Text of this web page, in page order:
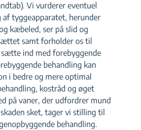
Vi vurderer eventuel
af tyggeapparatet, herunder
kæbeled, ser på slid og
samt forholder os til
ind med forebyggende
behandling kan
i bedre og mere optimal
kostråd og øget
på vaner, der udfordrer mund
sket, tager vi stilling til
behandling.